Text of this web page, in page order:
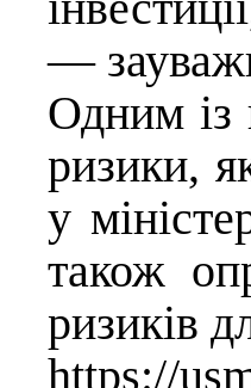
—
Одним із
ризики,
у
також
ризиків
https://